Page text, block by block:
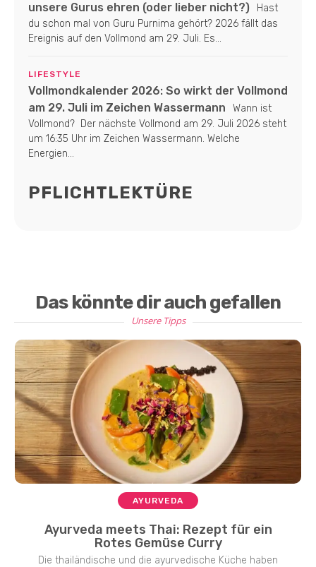
unsere Gurus ehren (oder lieber nicht?)
Hast
du schon mal von Guru Purnima gehört? 2026 fällt das
Ereignis auf den Vollmond am 29. Juli. Es...
LIFESTYLE
Vollmondkalender 2026: So wirkt der Vollmond
am 29. Juli im Zeichen Wassermann
Wann ist
Vollmond? Der nächste Vollmond am 29. Juli 2026 steht
um 16:35 Uhr im Zeichen Wassermann. Welche
Energien...
PFLICHTLEKTÜRE
Das könnte dir auch gefallen
Unsere Tipps
AYURVEDA
Ayurveda meets Thai: Rezept für ein
Rotes Gemüse Curry
Die thailändische und die ayurvedische Küche haben